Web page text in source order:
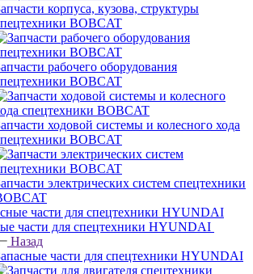
корпуса, кузова, структуры
BOBCAT
рабочего оборудования
BOBCAT
ходовой системы и колесного хода
BOBCAT
электрических систем спецтехники
части для спецтехники HYUNDAI
Назад
части для спецтехники HYUNDAI